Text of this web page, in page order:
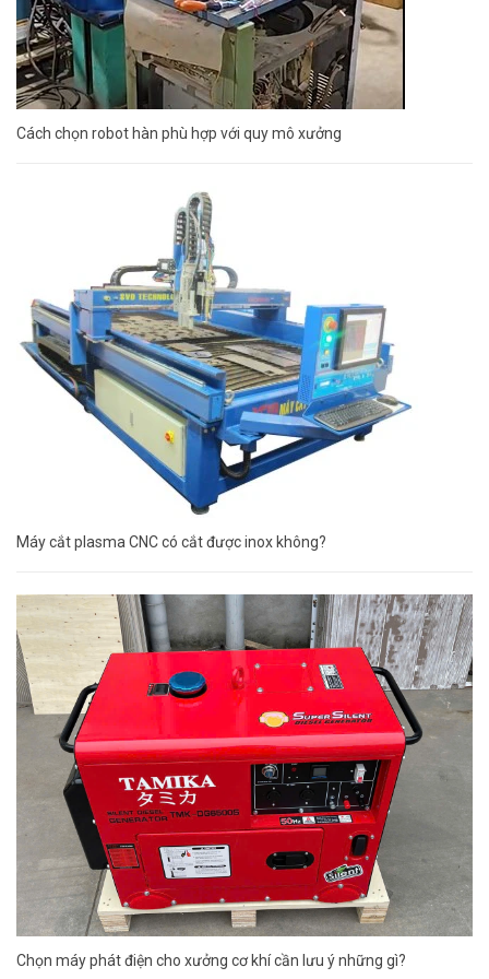
Cách chọn robot hàn phù hợp với quy mô xưởng
Máy cắt plasma CNC có cắt được inox không?
Chọn máy phát điện cho xưởng cơ khí cần lưu ý những gì?